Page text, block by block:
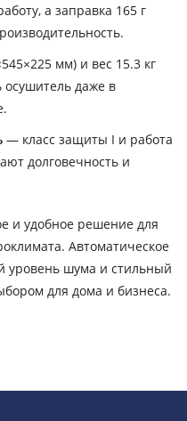
а заправка 165 г
мм) и вес 15.3 кг
осушитель даже в
— класс защиты I и работа
долговечность и
и удобное решение для
Автоматическое
уровень шума и стильный
для дома и бизнеса.